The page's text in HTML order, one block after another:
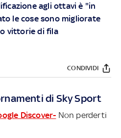
agli ottavi è "in
le cose sono migliorate
vittorie di fila
CONDIVIDI
di Sky Sport
Discover- Non perderti